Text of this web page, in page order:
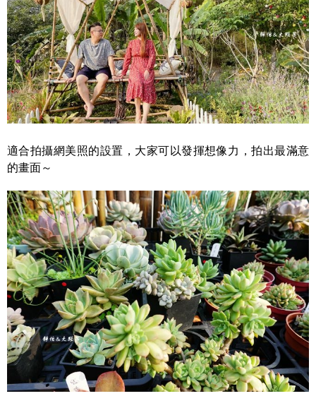
適合拍攝網美照的設置，大家可以發揮想像力，拍出最滿意
的畫面～